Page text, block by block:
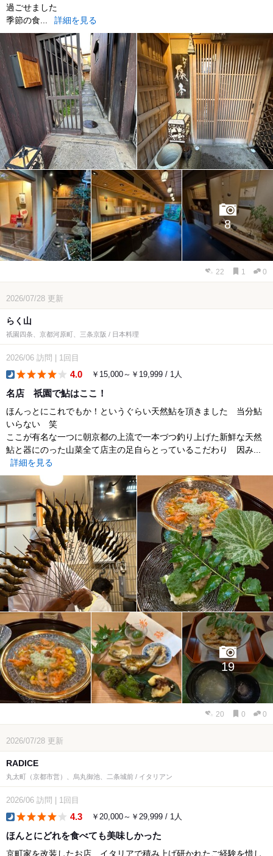
過ごせました
季節の食...
詳細を見る
8
22 1 0
2026/07/28 更新
らく山
祇園四条、京都河原町、三条京阪 / 日本料理
2026/06 訪問 1回目
4.0 ￥15,000～￥19,999 / 1人
名店 祇園で鮎はここ！
ほんっとにこれでもか！というぐらい天然鮎を頂きました 当分鮎
いらない 笑
ここが有名な一つに朝京都の上流で一本づつ釣り上げた新鮮な天然
鮎と器にのった山菜全て店主の足自らとっているこだわり 因み...
詳細を見る
19
20 0 0
2026/07/28 更新
RADICE
丸太町（京都市営）、烏丸御池、二条城前 / イタリアン
2026/06 訪問 1回目
4.3 ￥20,000～￥29,999 / 1人
ほんとにどれを食べても美味しかった
京町家を改装したお店 イタリアで積み上げ研かれたご経験を惜し